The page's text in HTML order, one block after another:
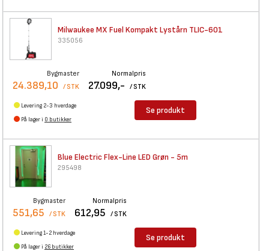
Milwaukee MX Fuel Kompakt Lystårn TLIC-601
335056
Bygmaster
24.389,10 / STK
Normalpris
27.099,- / STK
Levering 2-3 hverdage
På lager i 0 butikker
Se produkt
Blue Electric Flex-Line LED Grøn - 5m
295498
Bygmaster
551,65 / STK
Normalpris
612,95 / STK
Levering 1-2 hverdage
På lager i 26 butikker
Se produkt